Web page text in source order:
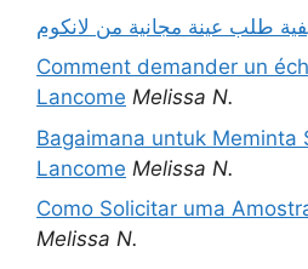
طلب عينة مجانية من لانكوم
Comment demander un
Lancome Melissa N.
Bagaimana untuk Meminta
Lancome Melissa N.
Como Solicitar uma
Melissa N.